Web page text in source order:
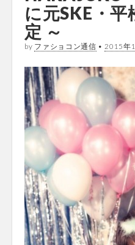
に元SKE・
定 ～
by ファショコン通信 • 2015年